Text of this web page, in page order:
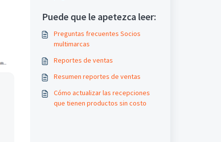
Puede que le apetezca leer:
Preguntas frecuentes Socios
multimarcas
Reportes de ventas
Resumen reportes de ventas
Cómo actualizar las recepciones
que tienen productos sin costo